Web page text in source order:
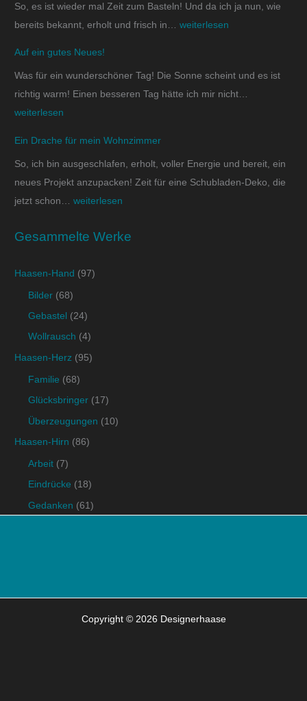
So, es ist wieder mal Zeit zum Basteln! Und da ich ja nun, wie
bereits bekannt, erholt und frisch in…weiterlesen
Auf ein gutes Neues!
Was für ein wunderschöner Tag! Die Sonne scheint und es ist
richtig warm! Einen besseren Tag hätte ich mir nicht…
weiterlesen
Ein Drache für mein Wohnzimmer
So, ich bin ausgeschlafen, erholt, voller Energie und bereit, ein
neues Projekt anzupacken! Zeit für eine Schubladen-Deko, die
jetzt schon…weiterlesen
Gesammelte Werke
Haasen-Hand (97)
Bilder (68)
Gebastel (24)
Wollrausch (4)
Haasen-Herz (95)
Familie (68)
Glücksbringer (17)
Überzeugungen (10)
Haasen-Hirn (86)
Arbeit (7)
Eindrücke (18)
Gedanken (61)
Copyright © 2026 Designerhaase